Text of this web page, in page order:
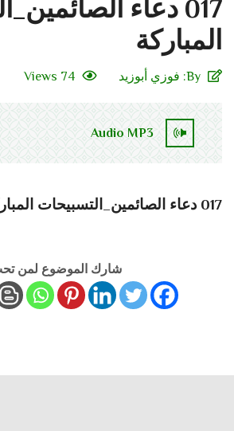
017 دعاء
المباركة
By: فوزي أبوزيد 74 Views
Audio MP3
017 دعاء الصائمين_التسبيحات المباركة
شارك الموضوع لمن